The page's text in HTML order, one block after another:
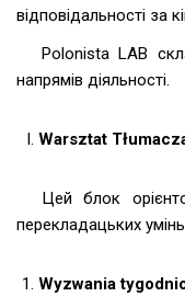
відповідальності за
Polonista LAB
напрямів діяльності.
Warsztat
Цей блок
перекладацьких
Wyzwania